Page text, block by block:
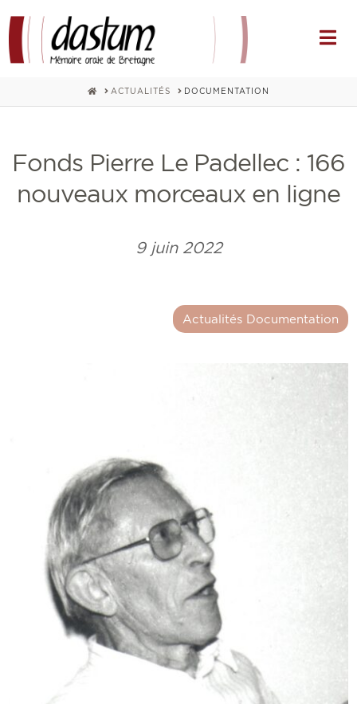
HOME
ACTUALITÉS DOCUMENTATION
Fonds Pierre Le Padellec : 166
nouveaux morceaux en ligne
9 juin 2022
Actualités Documentation